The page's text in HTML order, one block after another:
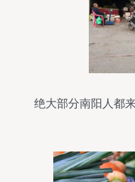
绝大部分南阳人都